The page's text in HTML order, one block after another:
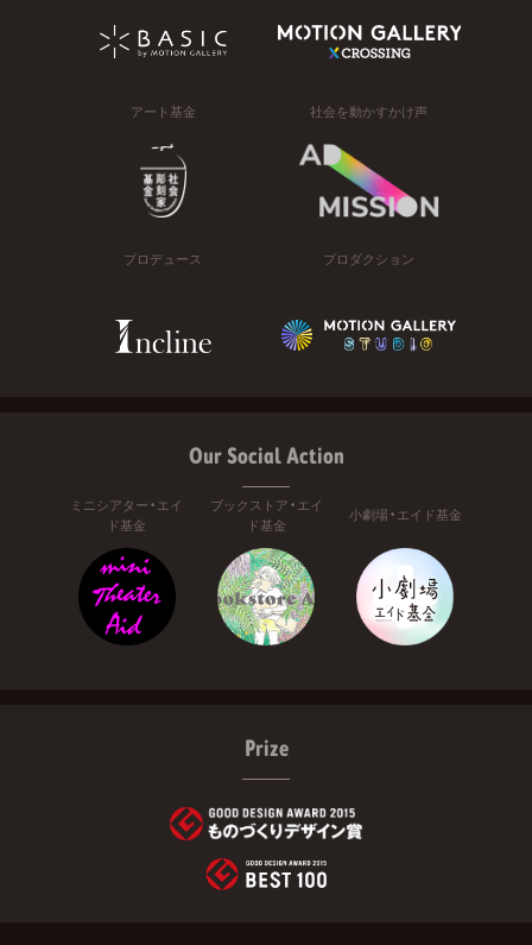
アート基金 社会を動かすかけ声
プロデュース プロダクション
Our Social Action
ミニシアター・エイ
ド基金
ブックストア・エイ
ド基金
小劇場・エイド基金
Prize